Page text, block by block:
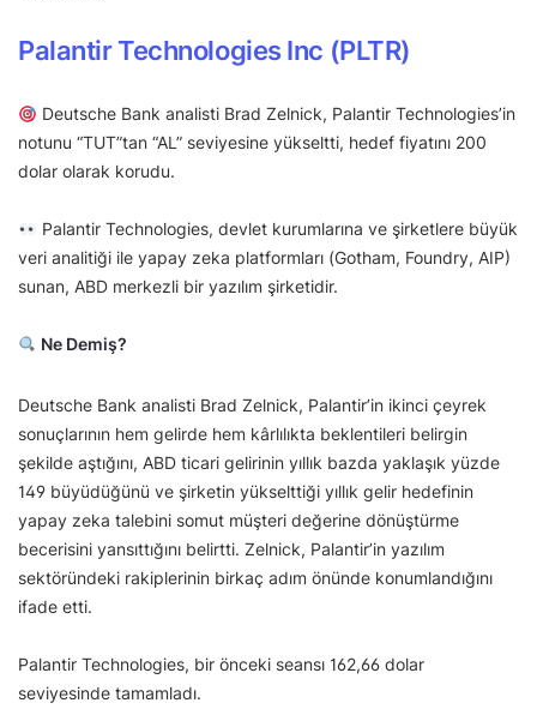
Palantir Technologies Inc (PLTR)
Deutsche Bank analisti Brad Zelnick, Palantir Technologies’in
notunu “TUT”tan “AL” seviyesine yükseltti, hedef fiyatını 200
dolar olarak korudu.
Palantir Technologies, devlet kurumlarına ve şirketlere büyük
veri analitiği ile yapay zeka platformları (Gotham, Foundry, AIP)
sunan, ABD merkezli bir yazılım şirketidir.
Ne Demiş?
Deutsche Bank analisti Brad Zelnick, Palantir’in ikinci çeyrek
sonuçlarının hem gelirde hem kârlılıkta beklentileri belirgin
şekilde aştığını, ABD ticari gelirinin yıllık bazda yaklaşık yüzde
149 büyüdüğünü ve şirketin yükselttiği yıllık gelir hedefinin
yapay zeka talebini somut müşteri değerine dönüştürme
becerisini yansıttığını belirtti. Zelnick, Palantir’in yazılım
sektöründeki rakiplerinin birkaç adım önünde konumlandığını
ifade etti.
Palantir Technologies, bir önceki seansı 162,66 dolar
seviyesinde tamamladı.